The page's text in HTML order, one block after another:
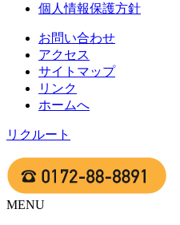
個人情報保護方針
お問い合わせ
アクセス
サイトマップ
リンク
ホームへ
リクルート
MENU